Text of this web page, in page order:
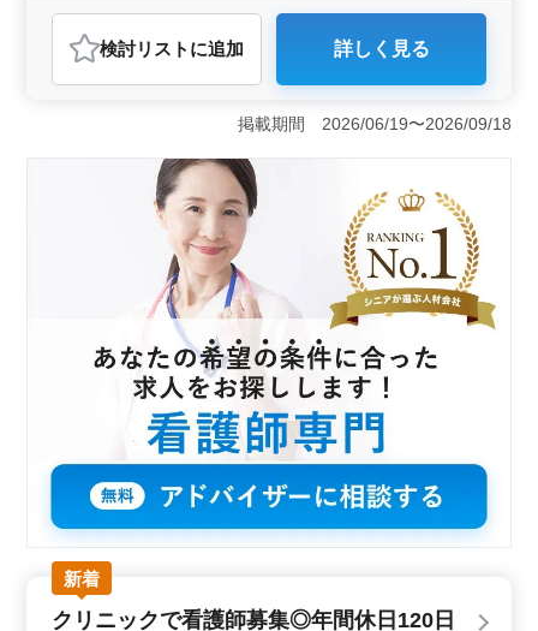
験者で福祉施設での看護師業務経験者条件面
優遇 ◎福祉施設以外での看護師業務経験者
歓迎 お気軽にお問合せください
アルバイト・パート
おすすめポイント
＜特養での看護師求人＞ 福岡県北九州市小倉南区守恒
本町にある特別養護老人ホームでの看護師求人です。未
経験者も歓迎される福祉施設で、40代以上の看護師経験
者を急募しています。年収350万円〜500万円と時給
1,400円〜2,000円の魅力的な給与体系が特徴です。
＜業務内容＞ 主な業務はバイタルチェックや配薬準
備、簡単な医療処置などの基本看護師業務です。介護職
員への指導やレクリエーションの補助なども行います。
福祉施設での経験がなくても、看護師経験があれば未経
験者も歓迎されます。 ＜備考＞ 夜勤業務やオンコ
ールもありますが、手当が支給されます。福祉施設以外
での看護師経験者も歓迎され、40代以上の経験者は条件
面で優遇されます。充実した福利厚生と働きやすい環境
で、新たなキャリアを築きませんか？
検討リスト に追加 詳しく見る
掲載期間 2026/06/19〜2026/09/18
新着
クリニックで看護師募集◎年間休日120日